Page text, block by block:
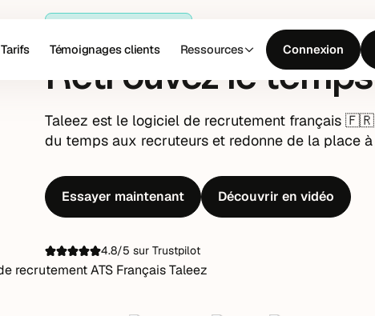
Tarifs Témoignages clients Ressources Connexion
Retrouvez le
Taleez est le logiciel de recrutement français 🇫🇷
du temps aux recruteurs et redonne de la place à
Essayer maintenant Découvrir en vidéo
4.8/5 sur Trustpilot